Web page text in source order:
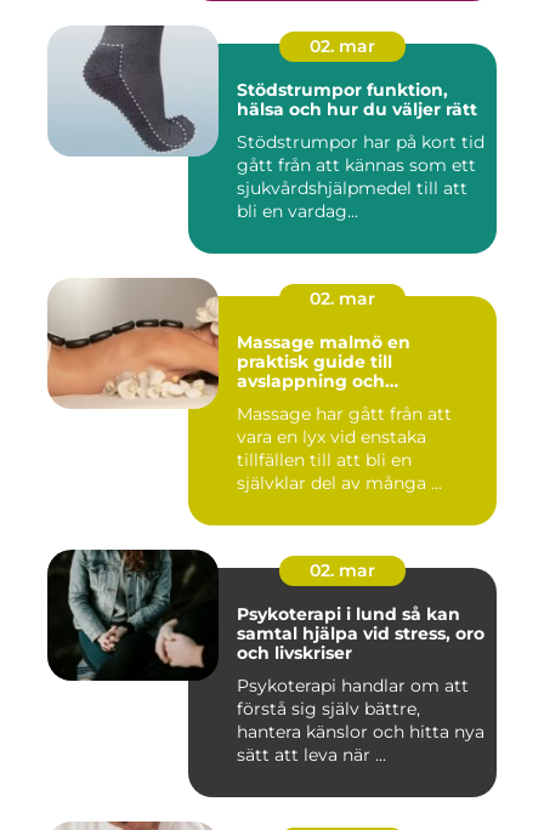
02. mar
Stödstrumpor funktion,
hälsa och hur du väljer rätt
Stödstrumpor har på kort tid
gått från att kännas som ett
sjukvårdshjälpmedel till att
bli en vardag...
02. mar
Massage malmö en
praktisk guide till
avslappning och
Massage har gått från att
vara en lyx vid enstaka
tillfällen till att bli en
självklar del av många ...
02. mar
Psykoterapi i lund så kan
samtal hjälpa vid stress, oro
och livskriser
Psykoterapi handlar om att
förstå sig själv bättre,
hantera känslor och hitta nya
sätt att leva när ...